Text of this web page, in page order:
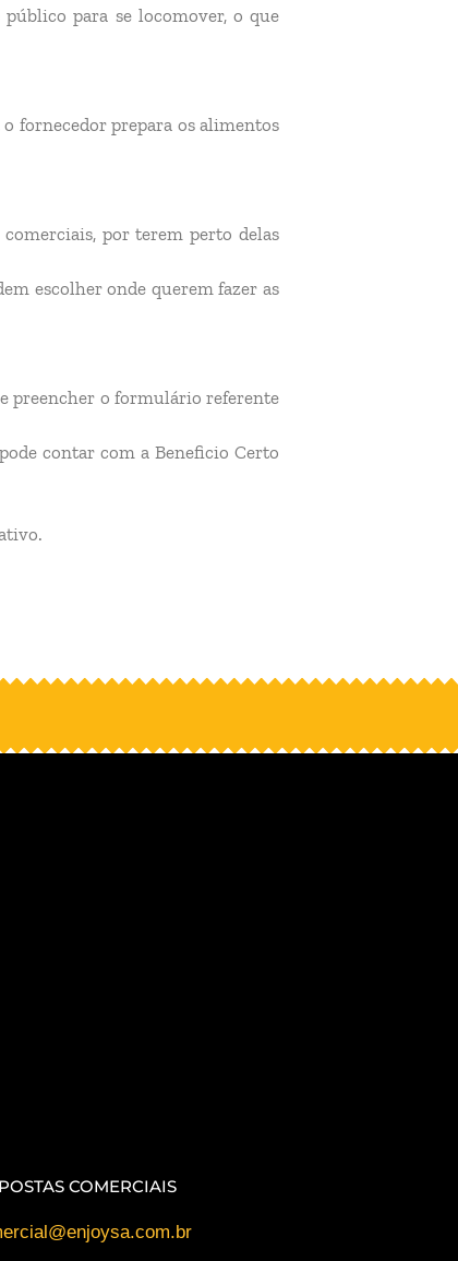
para se locomover, o que
fornecedor prepara os alimentos
por terem perto delas
escolher onde querem fazer as
preencher o formulário referente
contar com a Beneficio Certo
COMERCIAIS